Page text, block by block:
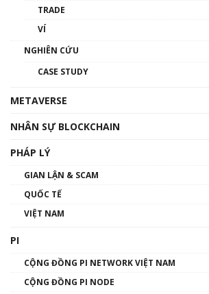
01:32:59
gió ấm
Talkshow 14: MemeCoin –
TRADE
VÍ
NGHIÊN CỨU
CASE STUDY
METAVERSE
NHÂN SỰ BLOCKCHAIN
PHÁP LÝ
GIAN LẬN & SCAM
QUỐC TẾ
VIỆT NAM
PI
CỘNG ĐỒNG PI NETWORK VIỆT NAM
CỘNG ĐỒNG PI NODE